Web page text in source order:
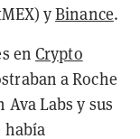
yBinance.
enCrypto
a Roche
Labs y sus
había